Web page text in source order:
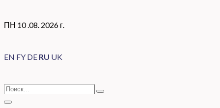
ПН 10 .08. 2026 г.
EN FY DE RU UK